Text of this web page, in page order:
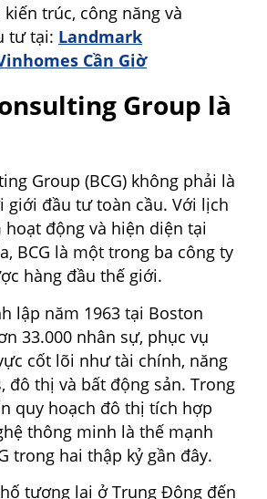
kiến trúc, công năng và
tư tại: Landmark
Cần Giờ
Group là
Group (BCG) không phải là
giới đầu tư toàn cầu. Với lịch
hoạt động và hiện diện tại
BCG là một trong ba công ty
hàng đầu thế giới.
lập năm 1963 tại Boston
33.000 nhân sự, phục vụ
cốt lõi như tài chính, năng
đô thị và bất động sản. Trong
quy hoạch đô thị tích hợp
thông minh là thế mạnh
trong hai thập kỷ gần đây.
tương lai ở Trung Đông đến